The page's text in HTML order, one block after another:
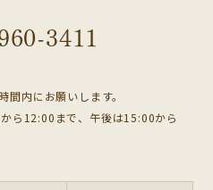
3411
間内にお願いします。
ら12:00まで、午後は15:00から